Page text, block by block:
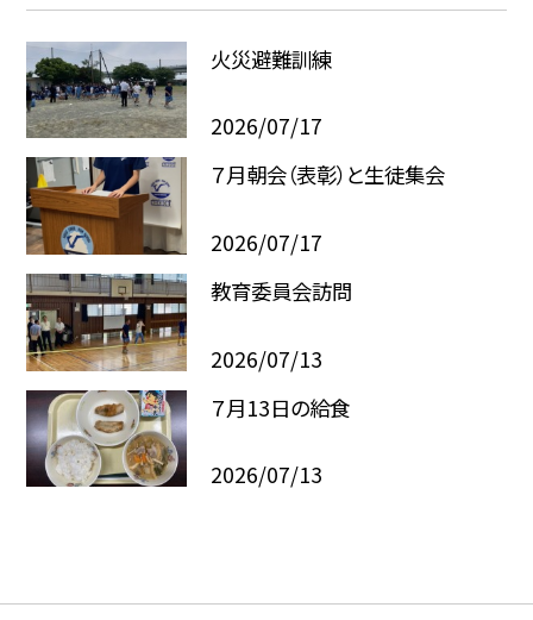
火災避難訓練
2026/07/17
７月朝会（表彰）と生徒集会
2026/07/17
教育委員会訪問
2026/07/13
７月13日の給食
2026/07/13